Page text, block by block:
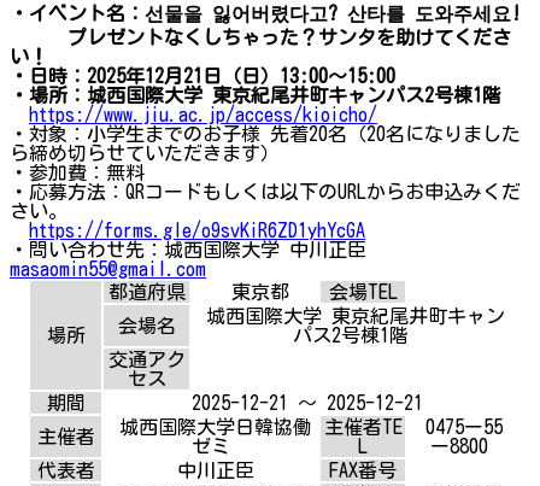
・イベント名：선물을 잃어버렸다고? 산타를 도와주세요!
プレゼントなくしちゃった？サンタを助けてくださ
い！
・日時：2025年12月21日（日）13:00～15:00
・場所：城西国際大学 東京紀尾井町キャンパス2号棟1階
https://www.jiu.ac.jp/access/kioicho/
・対象：小学生までのお子様 先着20名（20名になりました
ら締め切らせていただきます）
・参加費：無料
・応募方法：QRコードもしくは以下のURLからお申込みくだ
さい。
https://forms.gle/o9svKiR6ZD1yhYcGA
・問い合わせ先：城西国際大学 中川正臣
masaomin55@gmail.com
場所
都道府県 東京都
会場TEL
会場名
城西国際大学 東京紀尾井町キャン
パス2号棟1階
交通アク
セス
期間
2025-12-21 ～ 2025-12-21
主催者
城西国際大学日韓協働
ゼミ
主催者TE
0475ー55
ー8800
代表者
中川正臣
FAX番号